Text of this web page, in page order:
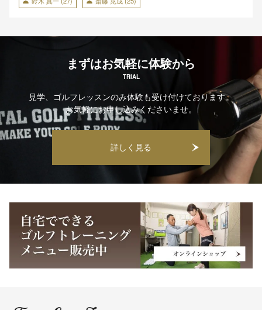
まずはお気軽に体験から
TRIAL
見学、ゴルフレッスンのみ体験も受け付けております。
お気軽にお申し込みくださいませ。
詳しく見る